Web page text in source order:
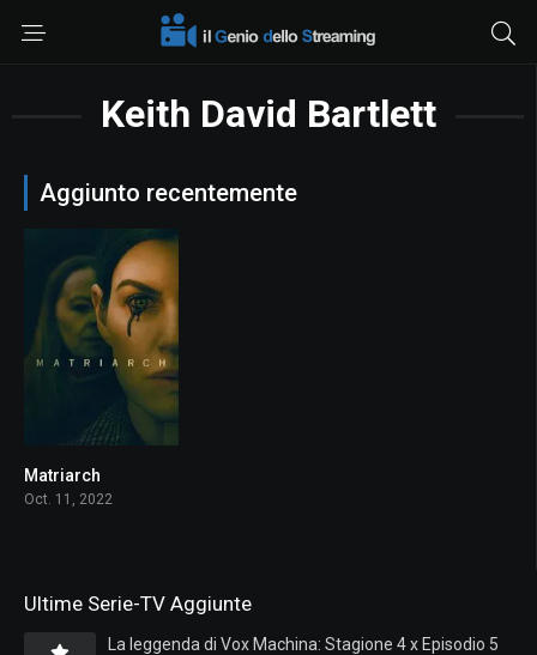
Keith David Bartlett
Aggiunto recentemente
Matriarch
Oct. 11, 2022
Ultime Serie-TV Aggiunte
La leggenda di Vox Machina: Stagione 4 x Episodio 5